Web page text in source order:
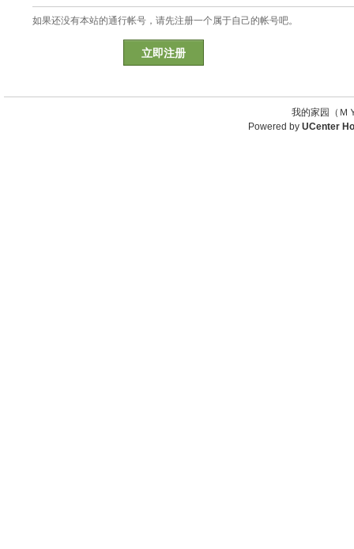
如果还没有本站的通行帐号，请先注册一个属于自己的帐号吧。
立即注册
我的家园（
Powered by UCenter